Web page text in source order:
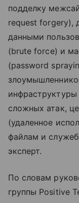
подделку
request forgery),
данными
(brute force) и
(password
сложных атак,
(удаленное
файлам и
эксперт.
По словам
группы Positive